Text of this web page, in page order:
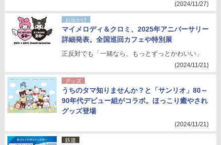
(2024/11/27)
お出かけ
マイメロディ＆クロミ、2025年アニバーサリー
詳細発表。全国巡回カフェや特別展
正反対でも「一緒なら、もっとずっとかわいい」
(2024/11/21)
グッズ
うちのタマ知りませんか？と「サンリオ」80～
90年代デビュー組がコラボ。ほっこり癒やされ
グッズ登場
(2024/11/21)
鉄道